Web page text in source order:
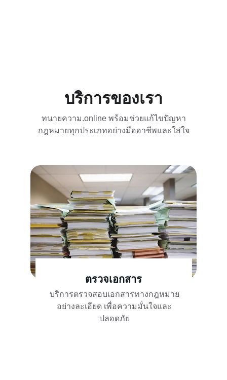
บริการของเรา
ทนายความ.online พร้อมช่วยแก้ไขปัญหา
กฎหมายทุกประเภทอย่างมืออาชีพและใส่ใจ
ตรวจเอกสาร
บริการตรวจสอบเอกสารทางกฎหมาย
อย่างละเอียด เพื่อความมั่นใจและ
ปลอดภัย